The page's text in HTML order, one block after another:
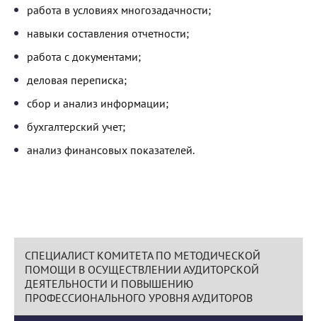
работа в условиях многозадачности;
навыки составления отчетности;
работа с документами;
деловая переписка;
сбор и анализ информации;
бухгалтерский учет;
анализ финансовых показателей.
СПЕЦИАЛИСТ КОМИТЕТА ПО МЕТОДИЧЕСКОЙ
ПОМОЩИ В ОСУЩЕСТВЛЕНИИ АУДИТОРСКОЙ
ДЕЯТЕЛЬНОСТИ И ПОВЫШЕНИЮ
ПРОФЕССИОНАЛЬНОГО УРОВНЯ АУДИТОРОВ